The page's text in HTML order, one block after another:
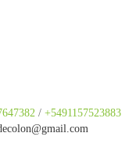
/ +5491157523883